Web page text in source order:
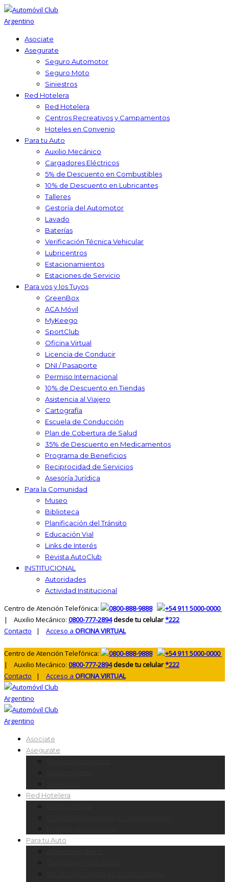
Asociate
Asegurate
Seguro Automotor
Seguro Moto
Siniestros
Red Hotelera
Red Hotelera
Centros Recreativos y Campamentos
Hoteles en Convenio
Para tu Auto
Auxilio Mecánico
Cargadores Eléctricos
5% de Descuento en Combustibles
10% de Descuento en Lubricantes
Talleres
Gestoría del Automotor
Lavado
Baterías
Verificación Técnica Vehicular
Lubricentros
Estacionamientos
Estaciones de Servicio
Para vos y los Tuyos
GreenBox
ACA Móvil
MyKeego
SportClub
Oficina Virtual
Licencia de Conducir
DNI / Pasaporte
Permiso Internacional
10% de Descuento en Tiendas
Asistencia al Viajero
Cartografía
Escuela de Conducción
Plan de Cobertura de Salud
35% de Descuento en Medicamentos
Programa de Beneficios
Reciprocidad de Servicios
Asesoría Jurídica
Para la Comunidad
Museo
Biblioteca
Planificación del Tránsito
Educación Vial
Links de Interés
Revista AutoClub
INSTITUCIONAL
Autoridades
Actividad Institucional
Centro de Atención Telefónica: 0800-888-9888
+54 911 5000-0000
| Auxilio Mecánico: 0800-777-2894desde tu celular*222
Contacto | Acceso a OFICINA VIRTUAL
Centro de Atención Telefónica: 0800-888-9888
+54 911 5000-0000
| Auxilio Mecánico: 0800-777-2894desde tu celular*222
Contacto | Acceso a OFICINA VIRTUAL
Asociate
Asegurate
Red Hotelera
Para tu Auto